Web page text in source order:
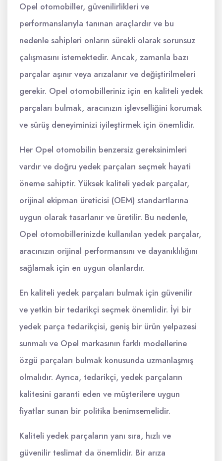
Opel otomobiller, güvenilirlikleri ve
performanslarıyla tanınan araçlardır ve bu
nedenle sahipleri onların sürekli olarak sorunsuz
çalışmasını istemektedir. Ancak, zamanla bazı
parçalar aşınır veya arızalanır ve değiştirilmeleri
gerekir. Opel otomobilleriniz için en kaliteli yedek
parçaları bulmak, aracınızın işlevselliğini korumak
ve sürüş deneyiminizi iyileştirmek için önemlidir.
Her Opel otomobilin benzersiz gereksinimleri
vardır ve doğru yedek parçaları seçmek hayati
öneme sahiptir. Yüksek kaliteli yedek parçalar,
orijinal ekipman üreticisi (OEM) standartlarına
uygun olarak tasarlanır ve üretilir. Bu nedenle,
Opel otomobillerinizde kullanılan yedek parçalar,
aracınızın orijinal performansını ve dayanıklılığını
sağlamak için en uygun olanlardır.
En kaliteli yedek parçaları bulmak için güvenilir
ve yetkin bir tedarikçi seçmek önemlidir. İyi bir
yedek parça tedarikçisi, geniş bir ürün yelpazesi
sunmalı ve Opel markasının farklı modellerine
özgü parçaları bulmak konusunda uzmanlaşmış
olmalıdır. Ayrıca, tedarikçi, yedek parçaların
kalitesini garanti eden ve müşterilere uygun
fiyatlar sunan bir politika benimsemelidir.
Kaliteli yedek parçaların yanı sıra, hızlı ve
güvenilir teslimat da önemlidir. Bir arıza